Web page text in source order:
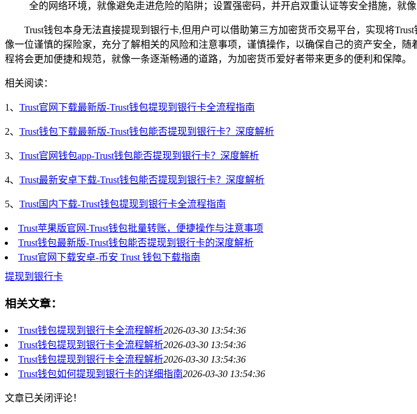
全的网络环境，就像避免走进危险的陷阱；设置强密码，并开启双重认证等安全措施，就
Trust钱包本身无法直接提现到银行卡,但用户可以借助第三方加密货币交易平台，实现将
像一位谨慎的探险家，充分了解相关的风险和注意事项，谨慎操作，以确保自己的资产安全，
程将会更加便捷和规范，就像一条逐渐畅通的道路，为加密货币爱好者带来更多的便利和保障。
相关阅读：
1、 Trust官网下载最新版-Trust钱包提现到银行卡全流程指南
2、 Trust钱包下载最新版-Trust钱包能否提现到银行卡？深度解析
3、 Trust官网钱包app-Trust钱包能否提现到银行卡？深度解析
4、 Trust最新安卓下载-Trust钱包能否提现到银行卡？深度解析
5、 Trust国内下载-Trust钱包提现到银行卡全流程指南
Trust苹果版官网-Trust钱包批量转账，便捷操作与注意事项
Trust钱包最新版-Trust钱包能否提现到银行卡的深度解析
Trust官网下载安卓-币安 Trust 钱包下载指南
提现到银行卡
相关文章：
Trust钱包提现到银行卡全流程解析2026-03-30 13:54:36
Trust钱包提现到银行卡全流程解析2026-03-30 13:54:36
Trust钱包提现到银行卡全流程解析2026-03-30 13:54:36
Trust钱包如何提现到银行卡的详细指南2026-03-30 13:54:36
文章已关闭评论！